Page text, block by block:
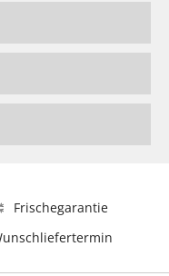
Frischegarantie